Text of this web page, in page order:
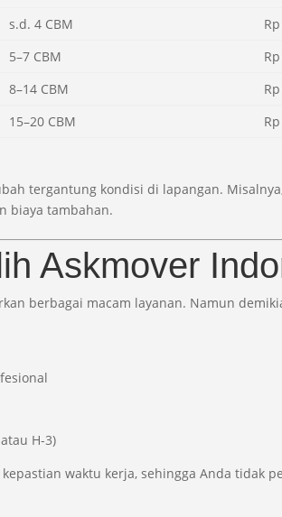
s.d. 4 CBM
5–7 CBM
8–14 CBM
15–20 CBM
tergantung kondisi di lapangan.
biaya tambahan.
Askmover
berbagai macam layanan. Namun
H-3)
waktu kerja, sehingga Anda